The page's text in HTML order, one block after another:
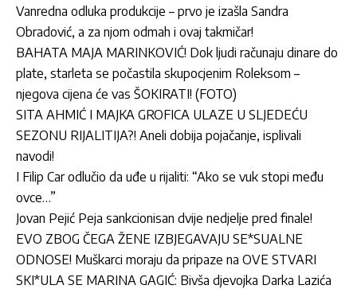
Vanredna odluka produkcije – prvo je izašla Sandra
Obradović, a za njom odmah i ovaj takmičar!
BAHATA MAJA MARINKOVIĆ! Dok ljudi računaju dinare do
plate, starleta se počastila skupocjenim Roleksom –
njegova cijena će vas ŠOKIRATI! (FOTO)
SITA AHMIĆ I MAJKA GROFICA ULAZE U SLJEDEĆU
SEZONU RIJALITIJA?! Aneli dobija pojačanje, isplivali
navodi!
I Filip Car odlučio da uđe u rijaliti: “Ako se vuk stopi među
ovce…”
Jovan Pejić Peja sankcionisan dvije nedjelje pred finale!
EVO ZBOG ČEGA ŽENE IZBJEGAVAJU SE*SUALNE
ODNOSE! Muškarci moraju da pripaze na OVE STVARI
SKI*ULA SE MARINA GAGIĆ: Bivša djevojka Darka Lazića